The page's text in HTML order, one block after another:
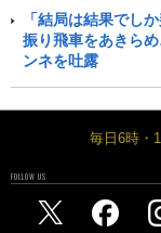
「結局は結果でし
振り飛車をあきら
ンネを吐露
毎日6時・
FOLLOW US